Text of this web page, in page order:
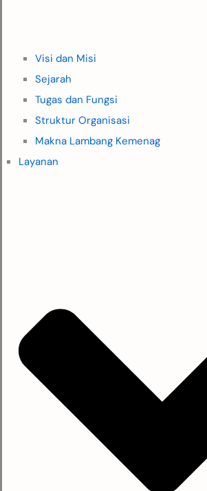
Visi dan Misi
Sejarah
Tugas dan Fungsi
Struktur Organisasi
Makna Lambang Kemenag
Layanan